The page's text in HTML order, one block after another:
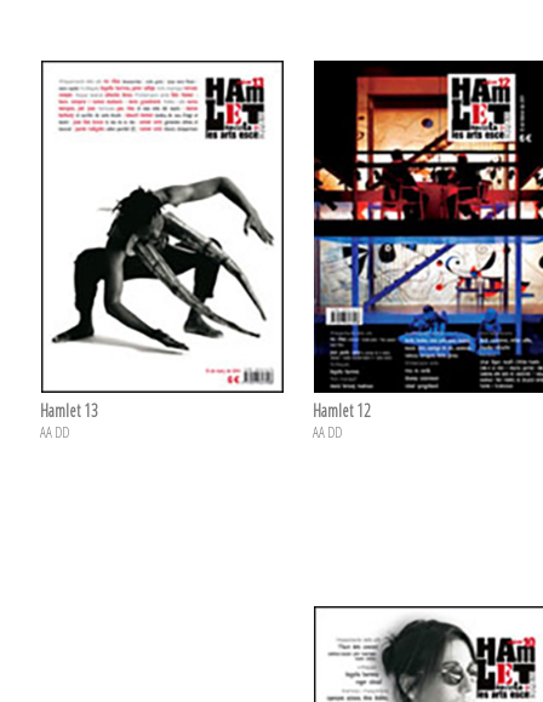
Hamlet 13
AA DD
Hamlet 12
AA DD